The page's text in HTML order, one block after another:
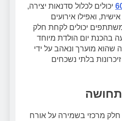
יכולים לכלול סדנאות יצירה,
ואפילו אירועים
יכולים לקחת חלק
בהכנת יום הולדת מיוחד
שהוא מוערך ונאהב על ידי
בלתי נשכחים
חלק מרכזי בשמירה על אורח